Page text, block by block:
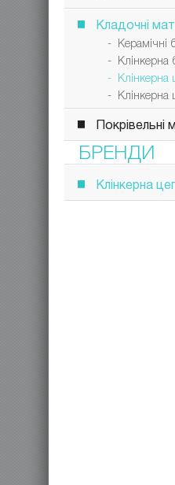
Кладочні
- Керамічні
- Клінкерна
- Клінкерна
- Клінкерна
Покрівельні
БРЕНДИ
Клінкерна